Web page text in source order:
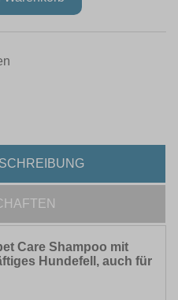
Care Shampoo mit
Hundefell, auch für